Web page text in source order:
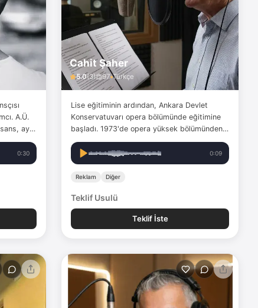
A.Ü.
aynı
0:30
Cahit Şaher
5.0(3) 97 Türkçe
Lise eğitiminin ardından, Ankara Devlet
Konservatuvarı opera bölümünde eğitimine
başladı. 1973'de opera yüksek bölümünden
mezun olan Şaher, Ankara Devlet
Operası'nda solist sanatçı olarak göreve
başladı. 80-81 yıllarında Almanya Mainz
Operasında mesleki çalışmalarına devam…
0:09
Reklam Diğer
Teklif Usulü
Teklif İste